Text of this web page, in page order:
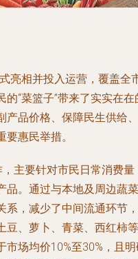
亮相并投入运营，覆盖全
“菜篮子”带来了实实在在
产品价格、保障民生供给、
惠民举措。
主要针对市民日常消费量
品。通过与本地及周边蔬菜
系，减少了中间流通环节，
豆、萝卜、青菜、西红柿等
场均价10%至30%，且